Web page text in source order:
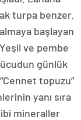
turpa benzer.
başlayan
ve pembe
günlük
topuzu”
yanı sıra
mineraller